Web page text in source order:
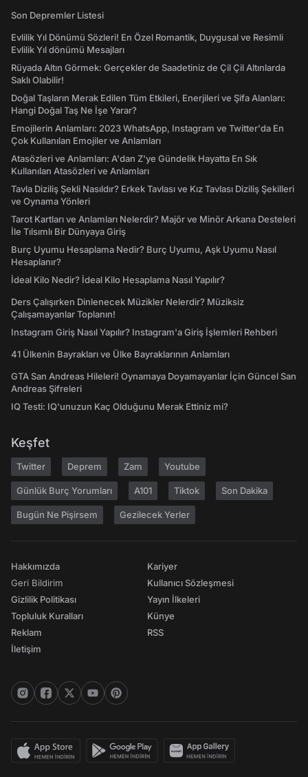
Son Depremler Listesi
Evlilik Yıl Dönümü Sözleri! En Özel Romantik, Duygusal ve Resimli
Evlilik Yıl dönümü Mesajları
Rüyada Altın Görmek: Gerçekler de Saadetiniz de Çil Çil Altınlarda
Saklı Olabilir!
Doğal Taşların Merak Edilen Tüm Etkileri, Enerjileri ve Şifa Alanları:
Hangi Doğal Taş Ne İşe Yarar?
Emojilerin Anlamları: 2023 WhatsApp, Instagram ve Twitter'da En
Çok Kullanılan Emojiler ve Anlamları
Atasözleri ve Anlamları: A'dan Z'ye Gündelik Hayatta En Sık
Kullanılan Atasözleri ve Anlamları
Tavla Diziliş Şekli Nasıldır? Erkek Tavlası ve Kız Tavlası Diziliş Şekilleri
ve Oynama Yönleri
Tarot Kartları ve Anlamları Nelerdir? Majör ve Minör Arkana Desteleri
İle Tılsımlı Bir Dünyaya Giriş
Burç Uyumu Hesaplama Nedir? Burç Uyumu, Aşk Uyumu Nasıl
Hesaplanır?
İdeal Kilo Nedir? İdeal Kilo Hesaplama Nasıl Yapılır?
Ders Çalışırken Dinlenecek Müzikler Nelerdir? Müziksiz
Çalışamayanlar Toplanın!
Instagram Giriş Nasıl Yapılır? Instagram'a Giriş İşlemleri Rehberi
41 Ülkenin Bayrakları ve Ülke Bayraklarının Anlamları
GTA San Andreas Hileleri! Oynamaya Doyamayanlar İçin Güncel San
Andreas Şifreleri
IQ Testi: IQ'unuzun Kaç Olduğunu Merak Ettiniz mi?
Keşfet
Twitter Deprem Zam Youtube
Günlük Burç Yorumları A101 Tiktok Son Dakika
Bugün Ne Pişirsem Gezilecek Yerler
Hakkımızda
Geri Bildirim
Gizlilik Politikası
Topluluk Kuralları
Reklam
İletişim
Kariyer
Kullanıcı Sözleşmesi
Yayın İlkeleri
Künye
RSS